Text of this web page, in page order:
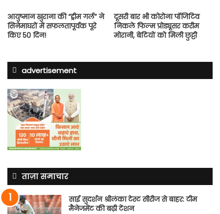
आयुष्मान खुराना की “ड्रीम गर्ल” ने
सिनेमाघरों में सफलतापूर्वक पूरे
किए 50 दिन!
दूसरी बार भी कोरोना पॉजिटिव
निकले फिल्म प्रोड्यूसर करीम
मोरानी, बेटियों को मिली छुट्टी
advertisement
ताज़ा समाचार
साई सुदर्शन श्रीलंका टेस्ट सीरीज से बाहर: टीम
मैनेजमेंट की बढ़ी टेंशन